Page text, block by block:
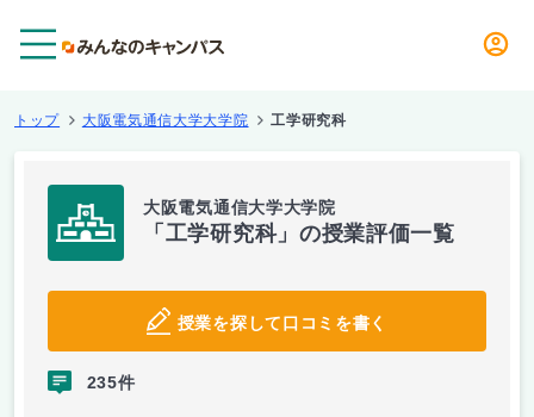
トップ 大阪電気通信大学大学院 工学研究科
大阪電気通信大学大学院
「工学研究科」の授業評価一覧
授業を探して口コミを書く
235件